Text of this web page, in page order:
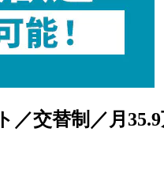
交替制／月